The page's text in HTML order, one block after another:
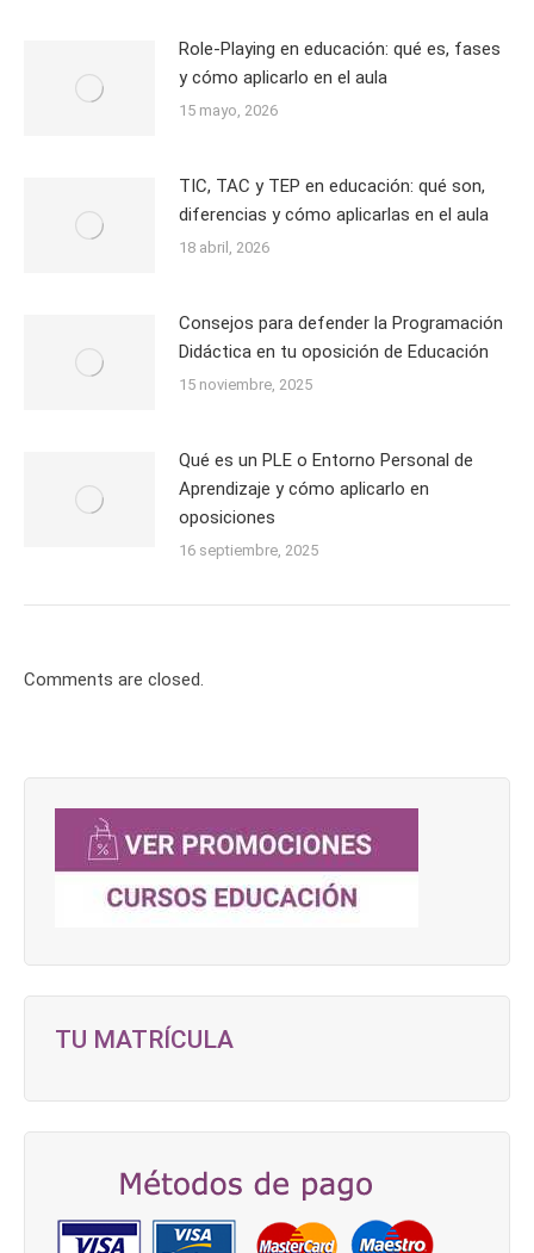
Role-Playing en educación: qué es, fases
y cómo aplicarlo en el aula
15 mayo, 2026
TIC, TAC y TEP en educación: qué son,
diferencias y cómo aplicarlas en el aula
18 abril, 2026
Consejos para defender la Programación
Didáctica en tu oposición de Educación
15 noviembre, 2025
Qué es un PLE o Entorno Personal de
Aprendizaje y cómo aplicarlo en
oposiciones
16 septiembre, 2025
Comments are closed.
TU MATRÍCULA